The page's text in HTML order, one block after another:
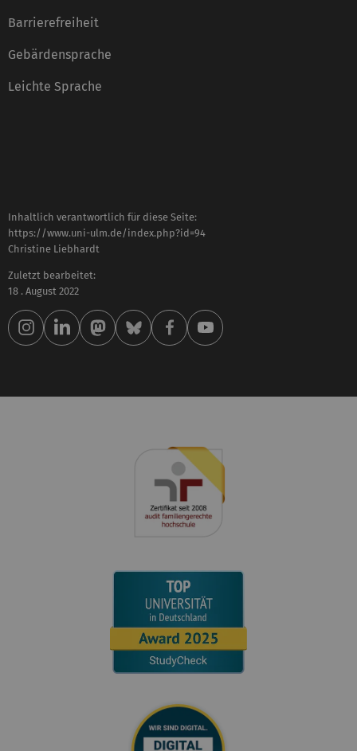
Barrierefreiheit
Gebärdensprache
Leichte Sprache
Inhaltlich verantwortlich für diese Seite:
https://www.uni-ulm.de/index.php?id=94
Christine Liebhardt
Zuletzt bearbeitet:
18 . August 2022